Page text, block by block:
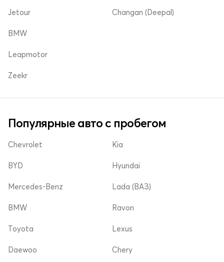
Jetour Changan (Deepal)
BMW
Leapmotor
Zeekr
Популярные авто с пробегом
Chevrolet
BYD
Mercedes-Benz
Kia
Hyundai
Lada (ВАЗ)
BMW
Toyota
Daewoo
Ravon
Lexus
Chery